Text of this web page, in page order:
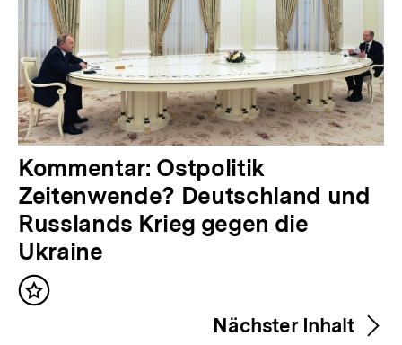
V
o
r
h
e
r
Kommentar: Ostpolitik
Zeitenwende? Deutschland und
Russlands Krieg gegen die
Ukraine
Inhalt
Nächster Inhalt